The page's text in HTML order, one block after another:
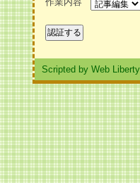
Scripted by Web Liberty